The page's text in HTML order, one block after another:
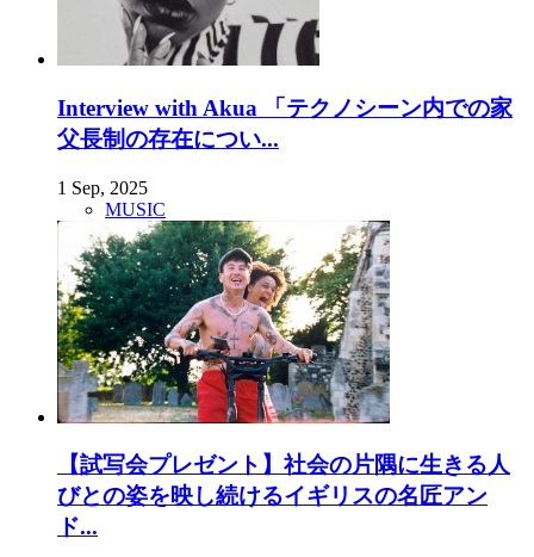
Interview with Akua 「テクノシーン内での家
父長制の存在につい...
1 Sep, 2025
MUSIC
【試写会プレゼント】社会の片隅に生きる人
びとの姿を映し続けるイギリスの名匠アン
ド...